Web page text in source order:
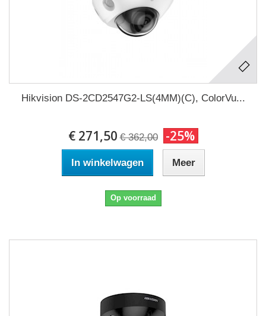
Hikvision DS-2CD2547G2-LS(4MM)(C), ColorVu...
€ 271,50 € 362,00 -25%
In winkelwagen Meer
Op voorraad